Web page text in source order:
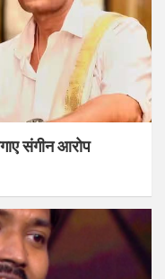
संगीन आरोप